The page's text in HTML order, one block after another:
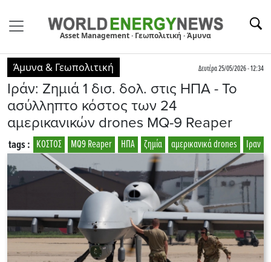
Asset Management · Γεωπολιτική · Άμυνα
Άμυνα & Γεωπολιτική Δευτέρα 25/05/2026 - 12:34
Ιράν: Ζημιά 1 δισ. δολ. στις ΗΠΑ - Το
ασύλληπτο κόστος των 24
αμερικανικών drones MQ-9 Reaper
Ιραν
αμερικανικά drones
ζημία
ΗΠΑ
MQ9 Reaper
ΚΟΣΤΟΣ
tags :